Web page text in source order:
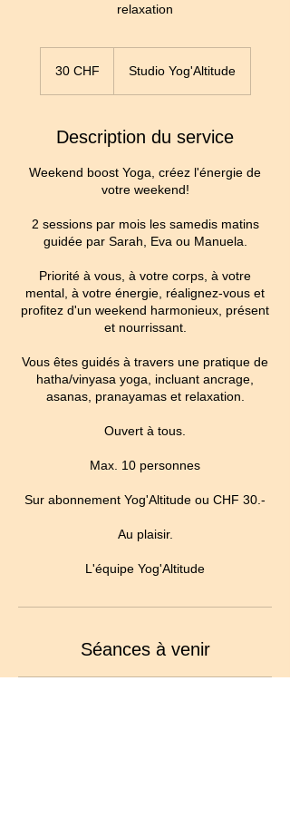
relaxation
suisses
30 CHF Studio Yog'Altitude
Description du service
Weekend boost Yoga, créez l'énergie de
votre weekend!
2 sessions par mois les samedis matins
guidée par Sarah, Eva ou Manuela.
Priorité à vous, à votre corps, à votre
mental, à votre énergie, réalignez-vous et
profitez d'un weekend harmonieux, présent
et nourrissant.
Vous êtes guidés à travers une pratique de
hatha/vinyasa yoga, incluant ancrage,
asanas, pranayamas et relaxation.
Ouvert à tous.
Max. 10 personnes
Sur abonnement Yog'Altitude ou CHF 30.-
Au plaisir.
L'équipe Yog'Altitude
Séances à venir